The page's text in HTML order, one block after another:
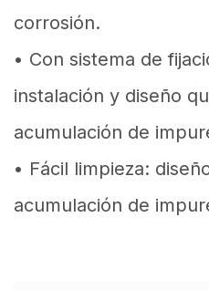
corrosión.
• Con sistema de
instalación y diseño
acumulación de
• Fácil limpieza:
acumulación de